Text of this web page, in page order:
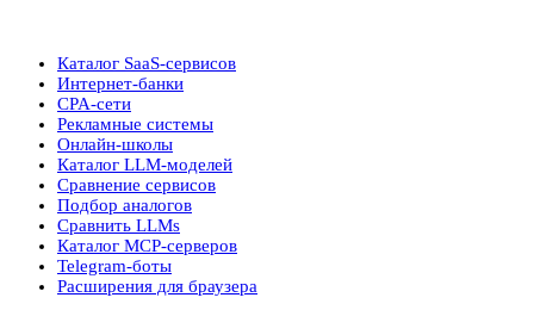
Каталог SaaS-сервисов
Интернет-банки
CPA-сети
Рекламные системы
Онлайн-школы
Каталог LLM-моделей
Сравнение сервисов
Подбор аналогов
Сравнить LLMs
Каталог MCP-серверов
Telegram-боты
Расширения для браузера